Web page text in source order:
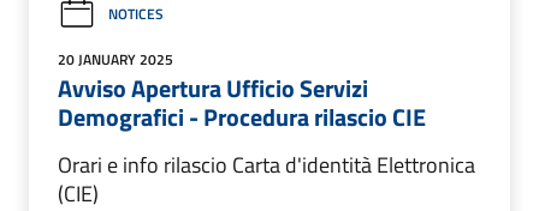
NOTICES
20 JANUARY 2025
Avviso Apertura Ufficio Servizi
Demografici - Procedura rilascio CIE
Orari e info rilascio Carta d'identità Elettronica
(CIE)